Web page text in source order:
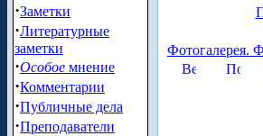
·Заметки
·Литературные
заметки
·Особое мнение
·Комментарии
·Публичные дела
·Преподаватели
Фотогалерея.